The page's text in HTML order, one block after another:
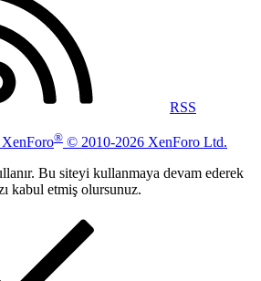
RSS
® © 2010-2026 XenForo Ltd.
Bu siteyi kullanmaya devam ederek
kabul etmiş olursunuz.